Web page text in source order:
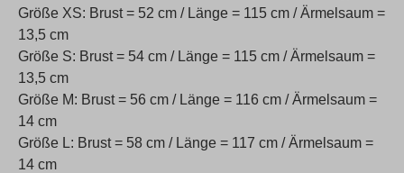
Größe XS: Brust = 52 cm / Länge = 115 cm / Ärmelsaum =
13,5 cm
Größe S: Brust = 54 cm / Länge = 115 cm / Ärmelsaum =
13,5 cm
Größe M: Brust = 56 cm / Länge = 116 cm / Ärmelsaum =
14 cm
Größe L: Brust = 58 cm / Länge = 117 cm / Ärmelsaum =
14 cm